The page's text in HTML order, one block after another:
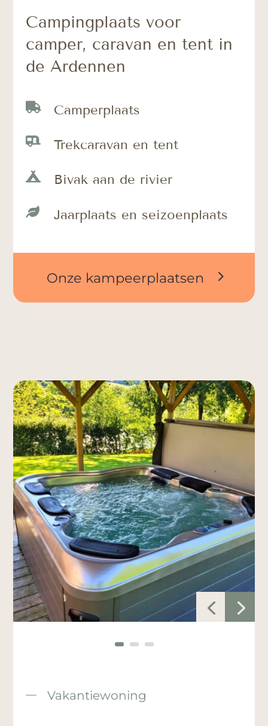
Campingplaats voor
camper, caravan en tent in
de Ardennen
 Camperplaats
 Trekcaravan en tent
 Bivak aan de rivier
 Jaarplaats en seizoenplaats
Onze kampeerplaatsen
Vakantiewoning